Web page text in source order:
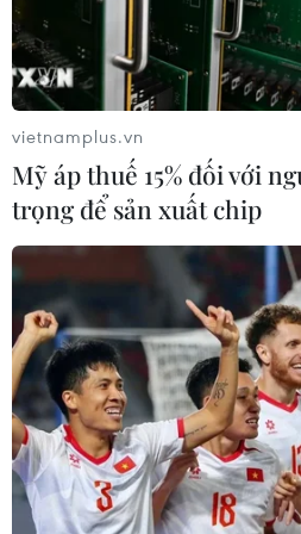
TIN LIÊN QUAN
Nga dựng các hàng rào
chế xuất khẩu ngũ cốc
22/12/2014 22:25
vietnamplus.vn
Mỹ áp thuế 15% đối với
trọng để sản xuất chip